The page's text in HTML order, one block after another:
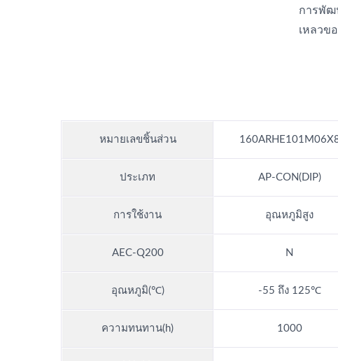
การพัฒ
เหลวข
หมายเลขชิ้นส่วน
ประเภท AP-CON(DIP)
การใช้งาน อุณหภูมิสูง
AEC-Q200 N
อุณหภูมิ(℃) -55 ถึง 125℃
ความทนทาน(h) 1000